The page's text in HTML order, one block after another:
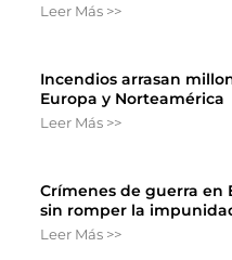
Leer Más >>
Incendios arrasan
Europa y Norteamérica
Leer Más >>
Crímenes de guerra en
sin romper la
Leer Más >>